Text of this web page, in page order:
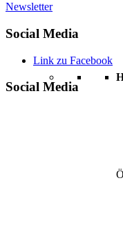
Newsletter
Social Media
Link zu Facebook
Social Media